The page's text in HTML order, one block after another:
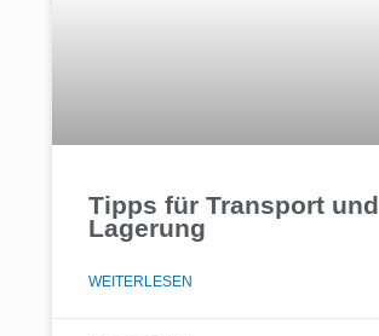
Tipps für Transport und
Lagerung
WEITERLESEN